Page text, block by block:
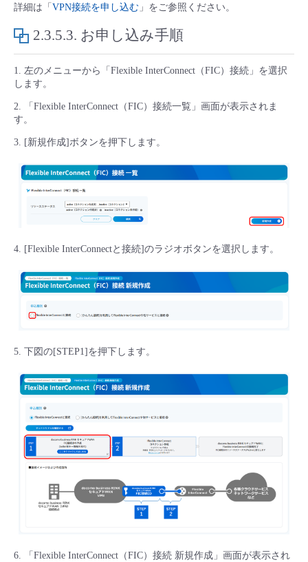
- Flexible InterConnect
- Flexible Remote Access
- vUTM2
詳細は「 VPN接続を申し込む 」をご参照ください。
2.3.5.3. お申し込み手順
1. 左のメニューから「Flexible InterConnect（FIC）接続」を選択
します。
2. 「Flexible InterConnect（FIC）接続一覧」画面が表示されま
す。
3. [新規作成]ボタンを押下します。
4. [Flexible InterConnectと接続]のラジオボタンを選択します。
5. 下図の[STEP1]を押下します。
6. 「Flexible InterConnect（FIC）接続 新規作成」画面が表示され